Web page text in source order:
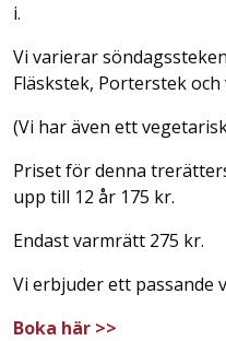
i.
Vi varierar
Fläskstek, Porterstek
(Vi har även ett
Priset för denna
upp till 12 år 175 kr.
Endast varmrätt 275 kr.
Vi erbjuder ett passande
Boka här >>